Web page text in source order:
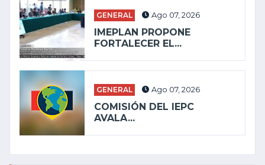
GENERAL Ago 07, 2026
IMEPLAN PROPONE
FORTALECER EL...
GENERAL Ago 07, 2026
COMISIÓN DEL IEPC
AVALA...